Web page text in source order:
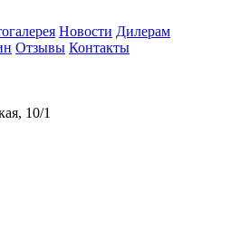
Новости Дилерам
Отзывы Контакты
10/1